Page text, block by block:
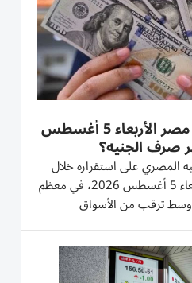
سعر الدولار اليوم في مصر الأربعاء 5 أغسطس
المصري على استقراره خلال
مستهل تعاملات اليوم الأربعاء 5 أغسطس 2026، في معظم
وسط ترقب من الأسواق
تأثير مباشر في أسعار
المحلية. ويأتي استقرار